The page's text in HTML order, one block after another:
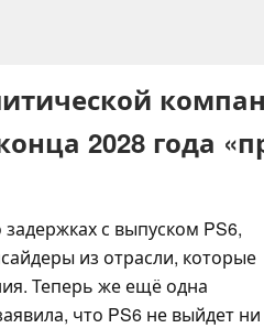
2028 года
с выпуском PS6,
из отрасли, которые
Теперь же ещё одна
что PS6 не выйдет